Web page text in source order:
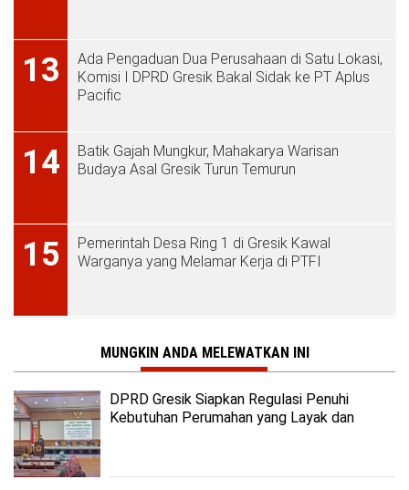
13
Ada Pengaduan Dua Perusahaan di Satu Lokasi,
Komisi I DPRD Gresik Bakal Sidak ke PT Aplus
Pacific
14
Batik Gajah Mungkur, Mahakarya Warisan
Budaya Asal Gresik Turun Temurun
15
Pemerintah Desa Ring 1 di Gresik Kawal
Warganya yang Melamar Kerja di PTFI
MUNGKIN ANDA MELEWATKAN INI
DPRD Gresik Siapkan Regulasi Penuhi
Kebutuhan Perumahan yang Layak dan